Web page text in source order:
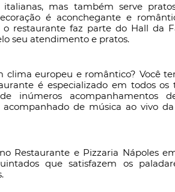
mas também serve
é aconchegante e
o restaurante faz parte do Hall da
seu atendimento e pratos.
europeu e romântico? Você
é especializado em todos os
inúmeros acompanhamentos
de música ao vivo
Restaurante e Pizzaria Nápoles
que satisfazem os